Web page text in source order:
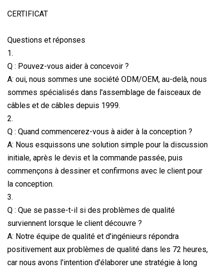
CERTIFICAT
Questions et réponses
1.
Q : Pouvez-vous aider à concevoir ?
A: oui, nous sommes une société ODM/OEM, au-delà, nous
sommes spécialisés dans l'assemblage de faisceaux de
câbles et de câbles depuis 1999.
2.
Q : Quand commencerez-vous à aider à la conception ?
A: Nous esquissons une solution simple pour la discussion
initiale, après le devis et la commande passée, puis
commençons à dessiner et confirmons avec le client pour
la conception.
3.
Q : Que se passe-t-il si des problèmes de qualité
surviennent lorsque le client découvre ?
A: Notre équipe de qualité et d'ingénieurs répondra
positivement aux problèmes de qualité dans les 72 heures,
car nous avons l'intention d'élaborer une stratégie à long